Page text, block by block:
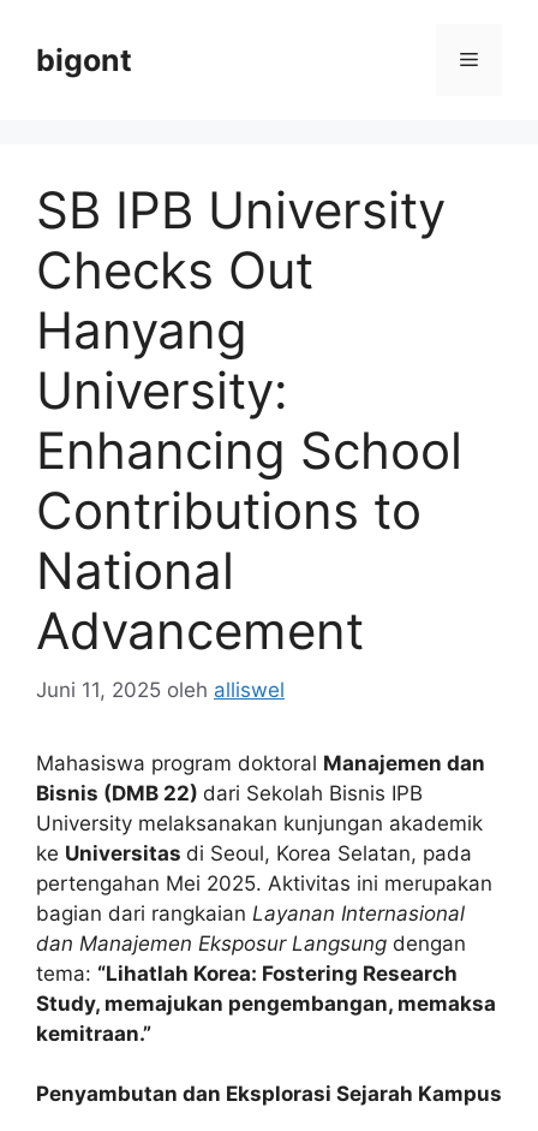
bigont Menu
SB IPB University
Checks Out
Hanyang
University:
Enhancing School
Contributions to
National
Advancement
Juni 11, 2025 oleh alliswel
Mahasiswa program doktoral Manajemen dan
Bisnis (DMB 22) dari Sekolah Bisnis IPB
University melaksanakan kunjungan akademik
ke Universitas di Seoul, Korea Selatan, pada
pertengahan Mei 2025. Aktivitas ini merupakan
bagian dari rangkaian Layanan Internasional
dan Manajemen Eksposur Langsung dengan
tema: “Lihatlah Korea: Fostering Research
Study, memajukan pengembangan, memaksa
kemitraan.”
Penyambutan dan Eksplorasi Sejarah Kampus